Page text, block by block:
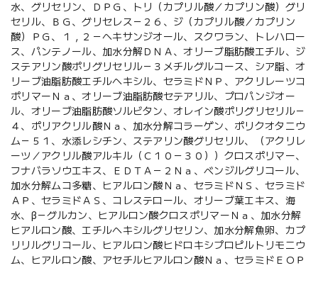
水、グリセリン、ＤＰＧ、トリ（カプリル酸／カプリン酸）グリ
セリル、ＢＧ、グリセレス－２６、ジ（カプリル酸／カプリン
酸）ＰＧ、１，２－ヘキサンジオール、スクワラン、トレハロー
ス、パンテノール、加水分解ＤＮＡ、オリーブ脂肪酸エチル、ジ
ステアリン酸ポリグリセリル－３メチルグルコース、シア脂、オ
リーブ油脂肪酸エチルヘキシル、セラミドＮＰ、アクリレーツコ
ポリマーＮａ、オリーブ油脂肪酸セテアリル、プロパンジオー
ル、オリーブ油脂肪酸ソルビタン、オレイン酸ポリグリセリル－
４、ポリアクリル酸Ｎａ、加水分解コラーゲン、ポリクオタニウ
ム－５１、水添レシチン、ステアリン酸グリセリル、（アクリレ
ーツ／アクリル酸アルキル（Ｃ１０－３０））クロスポリマー、
フナバラソウエキス、ＥＤＴＡ－２Ｎａ、ベンジルグリコール、
加水分解ムコ多糖、ヒアルロン酸Ｎａ、セラミドＮＳ、セラミド
ＡＰ、セラミドＡＳ、コレステロール、オリーブ葉エキス、海
水、β－グルカン、ヒアルロン酸クロスポリマーＮａ、加水分解
ヒアルロン酸、エチルヘキシルグリセリン、加水分解魚卵、カプ
リリルグリコール、ヒアルロン酸ヒドロキシプロピルトリモニウ
ム、ヒアルロン酸、アセチルヒアルロン酸Ｎａ、セラミドＥＯＰ